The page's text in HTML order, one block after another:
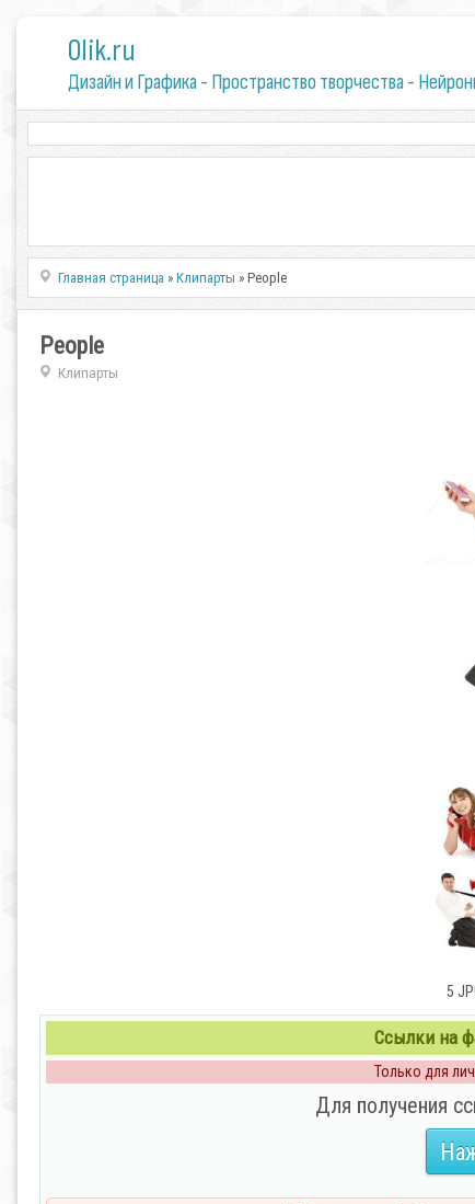
0lik.ru
Дизайн и Графика - Пространство творчества -
Главная страница »Клипарты » People
People
Клипарты
5
Ссылки на
Только для
Для получения